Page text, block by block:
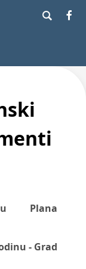
Plana
- Grad